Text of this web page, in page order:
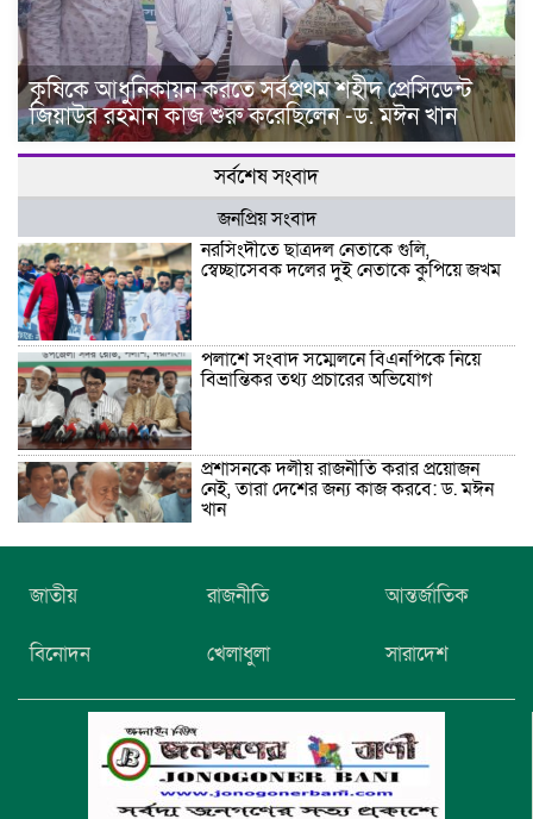
কৃষিকে আধুনিকায়ন করতে সর্বপ্রথম শহীদ প্রেসিডেন্ট
জিয়াউর রহমান কাজ শুরু করেছিলেন -ড. মঈন খান
সর্বশেষ সংবাদ
জনপ্রিয় সংবাদ
নরসিংদীতে ছাত্রদল নেতাকে গুলি,
স্বেচ্ছাসেবক দলের দুই নেতাকে কুপিয়ে জখম
পলাশে সংবাদ সম্মেলনে বিএনপিকে নিয়ে
বিভ্রান্তিকর তথ্য প্রচারের অভিযোগ
প্রশাসনকে দলীয় রাজনীতি করার প্রয়োজন
নেই, তারা দেশের জন্য কাজ করবে: ড. মঈন
খান
নিখোঁজের তিনদিন পর মাইক্রোবাস চালকের
মরদেহ উদ্ধার
উচ্চ বিদ্যালয়ের ৮১তম বার্ষিক ক্রীড়া
জাতীয় রাজনীতি আন্তর্জাতিক
বিনোদন খেলাধুলা সারাদেশ